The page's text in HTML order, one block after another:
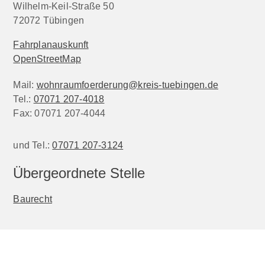
Wilhelm-Keil-Straße 50
72072 Tübingen
Fahrplanauskunft
OpenStreetMap
Mail: wohnraumfoerderung@kreis-tuebingen.de
Tel.: 07071 207-4018
Fax: 07071 207-4044
und Tel.:07071 207-3124
Übergeordnete Stelle
Baurecht